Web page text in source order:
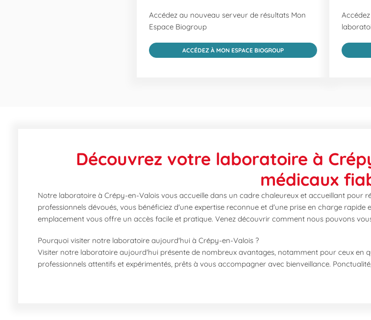
Accédez au nouveau serveur de résultats Mon
Espace Biogroup
ACCÉDEZ À MON ESPACE BIOGROUP
Découvrez votre laboratoire à
médicaux
Notre laboratoire à Crépy-en-Valois vous accueille dans un cadre chaleureux et accueillant pour
professionnels dévoués, vous bénéficiez d'une expertise reconnue et d'une prise en charge
emplacement vous offre un accès facile et pratique. Venez découvrir comment nous pouvons
Pourquoi visiter notre laboratoire aujourd'hui à Crépy-en-Valois ?
Visiter notre laboratoire aujourd'hui présente de nombreux avantages, notamment pour ceux en
professionnels attentifs et expérimentés, prêts à vous accompagner avec bienveillance.